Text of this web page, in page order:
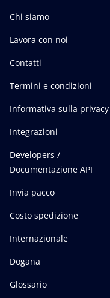
Chi siamo
Lavora con noi
Contatti
Termini e condizioni
Informativa sulla privacy
Integrazioni
Developers /
Documentazione API
Invia pacco
Costo spedizione
Internazionale
Dogana
Glossario